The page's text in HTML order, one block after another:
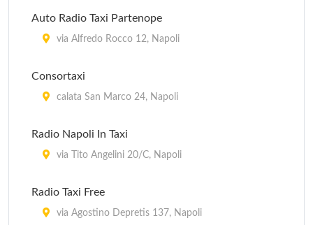
Auto Radio Taxi Partenope
via Alfredo Rocco 12, Napoli
Consortaxi
calata San Marco 24, Napoli
Radio Napoli In Taxi
via Tito Angelini 20/C, Napoli
Radio Taxi Free
via Agostino Depretis 137, Napoli